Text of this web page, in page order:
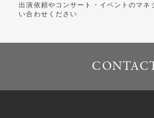
出演依頼やコンサート・イベントのマネ
い合わせください